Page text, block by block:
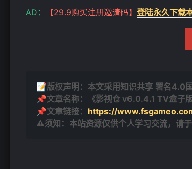
AD： 【29.9购买注册邀请码】 登陆永久下载
📝版权声明：本文采用知识共享 署名
📌文章名称：《影视仓 v6.0.4.1 TV盒子
📌文章链接： https://
⚠须知：本站资源仅供个人学习交流，请